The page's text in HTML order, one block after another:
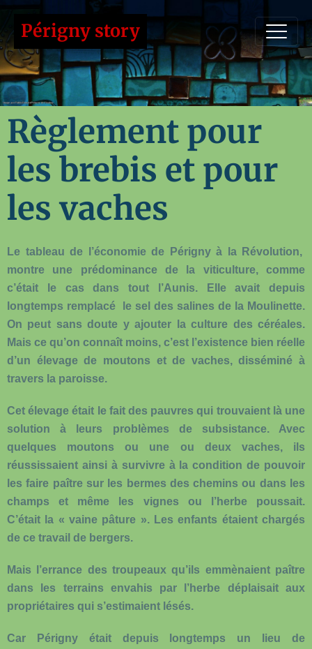
Périgny story
Règlement pour
les brebis et pour
les vaches
Le tableau de l’économie de Périgny à la Révolution,
montre une prédominance de la viticulture, comme
c’était le cas dans tout l’Aunis. Elle avait depuis
longtemps remplacé le sel des salines de la Moulinette.
On peut sans doute y ajouter la culture des céréales.
Mais ce qu’on connaît moins, c’est l’existence bien réelle
d’un élevage de moutons et de vaches, disséminé à
travers la paroisse.
Cet élevage était le fait des pauvres qui trouvaient là une
solution à leurs problèmes de subsistance. Avec
quelques moutons ou une ou deux vaches, ils
réussissaient ainsi à survivre à la condition de pouvoir
les faire paître sur les bermes des chemins ou dans les
champs et même les vignes ou l’herbe poussait.
C’était la « vaine pâture ». Les enfants étaient chargés
de ce travail de bergers.
Mais l’errance des troupeaux qu’ils emmènaient paître
dans les terrains envahis par l’herbe déplaisait aux
propriétaires qui s’estimaient lésés.
Car Périgny était depuis longtemps un lieu de